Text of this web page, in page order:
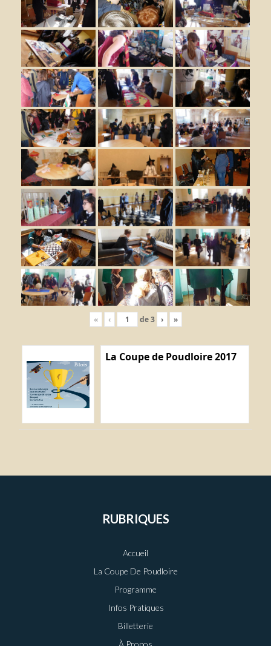
« ‹ de3 › »
La Coupe de Poudloire 2017
RUBRIQUES
Accueil
La Coupe De Poudloire
Programme
Infos Pratiques
Billetterie